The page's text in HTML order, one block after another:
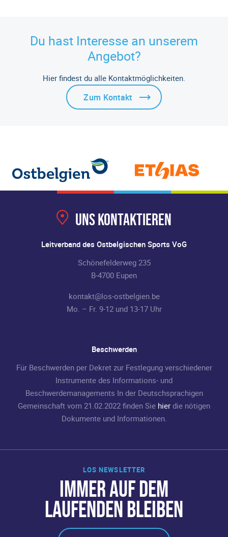
Du hast Interesse an unserem
Angebot?
Hier findest du alle Kontaktmöglichkeiten.
Zum Kontakt
LOS NEWSLETTER
IMMER AUF DEM
LAUFENDEN BLEIBEN
Uns kontaktieren
Leitverband des Ostbelgischen Sports VoG
Schönefelderweg 235
B-4700 Eupen
kontakt@los-ostbelgien.be
Mo. – Fr. 9-12 und 13-17 Uhr
Beschwerden
Für Beschwerden per Dekret zur Festlegung verschiedener
Instrumente des Informations- und
Beschwerdemanagements In der Deutschsprachigen
Gemeinschaft vom 21.02.2022 finden Sie hier die nötigen
Dokumente und Informationen.